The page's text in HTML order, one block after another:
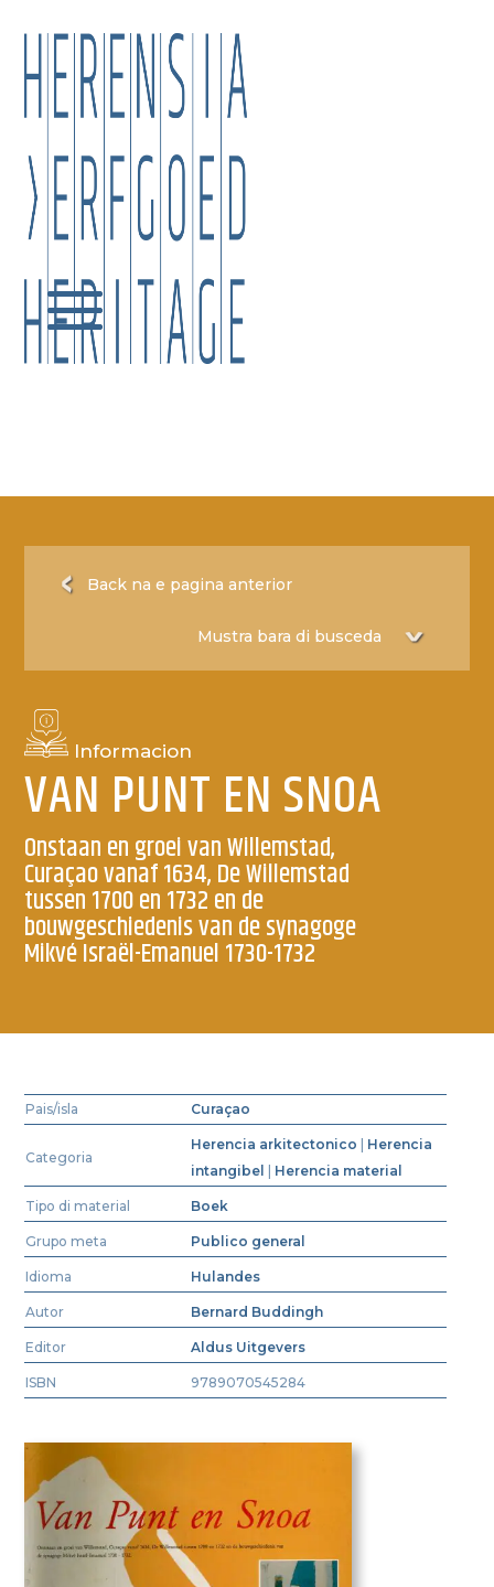
Back na e pagina anterior
Informacion
VAN PUNT EN SNOA
Onstaan en groei van Willemstad,
Curaçao vanaf 1634, De Willemstad
tussen 1700 en 1732 en de
bouwgeschiedenis van de synagoge
Mikvé Israël-Emanuel 1730-1732
Pais/isla Curaçao
Categoria
Herencia arkitectonico
Herencia
intangibel
Herencia material
Tipo di material Boek
Grupo meta Publico general
Idioma Hulandes
Autor Bernard Buddingh
Editor Aldus Uitgevers
ISBN 9789070545284